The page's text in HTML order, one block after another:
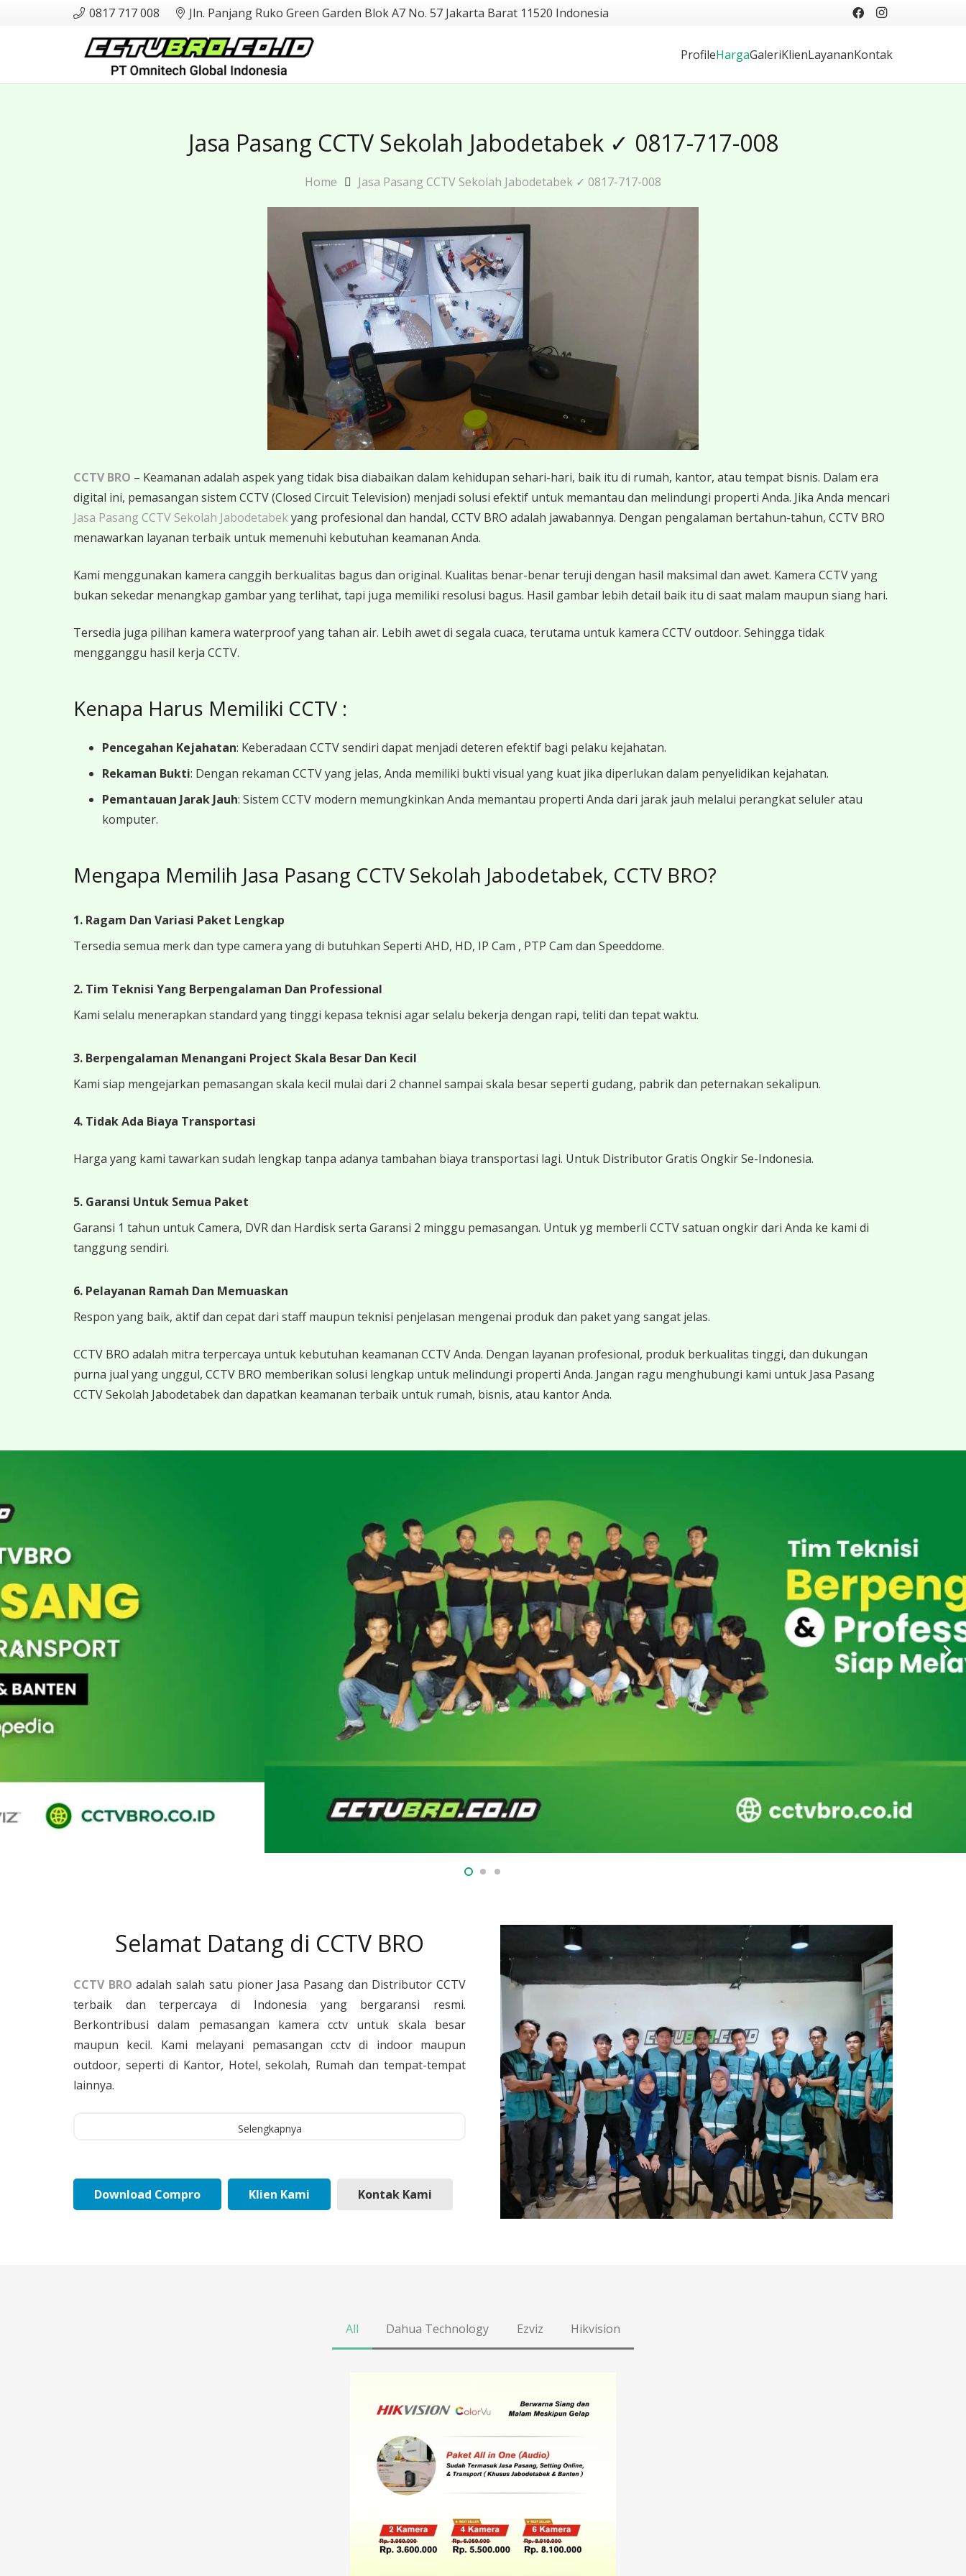
0817 717 008 Jln. Panjang Ruko Green Garden Blok A7 No. 57 Jakarta Barat 11520 Indonesia
ProfileHargaGaleriKlienLayananKontak
Jasa Pasang CCTV Sekolah Jabodetabek ✓ 0817-717-008
Home Jasa Pasang CCTV Sekolah Jabodetabek ✓ 0817-717-008
CCTV BRO – Keamanan adalah aspek yang tidak bisa diabaikan dalam kehidupan sehari-hari, baik itu di rumah, kantor, atau tempat bisnis. Dalam era
digital ini, pemasangan sistem CCTV (Closed Circuit Television) menjadi solusi efektif untuk memantau dan melindungi properti Anda. Jika Anda mencari
Jasa Pasang CCTV Sekolah Jabodetabekyang profesional dan handal, CCTV BRO adalah jawabannya. Dengan pengalaman bertahun-tahun, CCTV BRO
menawarkan layanan terbaik untuk memenuhi kebutuhan keamanan Anda.
Kami menggunakan kamera canggih berkualitas bagus dan original. Kualitas benar-benar teruji dengan hasil maksimal dan awet. Kamera CCTV yang
bukan sekedar menangkap gambar yang terlihat, tapi juga memiliki resolusi bagus. Hasil gambar lebih detail baik itu di saat malam maupun siang hari.
Tersedia juga pilihan kamera waterproof yang tahan air. Lebih awet di segala cuaca, terutama untuk kamera CCTV outdoor. Sehingga tidak
mengganggu hasil kerja CCTV.
Kenapa Harus Memiliki CCTV :
Pencegahan Kejahatan: Keberadaan CCTV sendiri dapat menjadi deteren efektif bagi pelaku kejahatan.
Rekaman Bukti: Dengan rekaman CCTV yang jelas, Anda memiliki bukti visual yang kuat jika diperlukan dalam penyelidikan kejahatan.
Pemantauan Jarak Jauh: Sistem CCTV modern memungkinkan Anda memantau properti Anda dari jarak jauh melalui perangkat seluler atau
komputer.
Mengapa Memilih Jasa Pasang CCTV Sekolah Jabodetabek, CCTV BRO?
1. Ragam Dan Variasi Paket Lengkap
Tersedia semua merk dan type camera yang di butuhkan Seperti AHD, HD, IP Cam , PTP Cam dan Speeddome.
2. Tim Teknisi Yang Berpengalaman Dan Professional
Kami selalu menerapkan standard yang tinggi kepasa teknisi agar selalu bekerja dengan rapi, teliti dan tepat waktu.
3. Berpengalaman Menangani Project Skala Besar Dan Kecil
Kami siap mengejarkan pemasangan skala kecil mulai dari 2 channel sampai skala besar seperti gudang, pabrik dan peternakan sekalipun.
4. Tidak Ada Biaya Transportasi
Harga yang kami tawarkan sudah lengkap tanpa adanya tambahan biaya transportasi lagi. Untuk Distributor Gratis Ongkir Se-Indonesia.
5. Garansi Untuk Semua Paket
Garansi 1 tahun untuk Camera, DVR dan Hardisk serta Garansi 2 minggu pemasangan. Untuk yg memberli CCTV satuan ongkir dari Anda ke kami di
tanggung sendiri.
6. Pelayanan Ramah Dan Memuaskan
Respon yang baik, aktif dan cepat dari staff maupun teknisi penjelasan mengenai produk dan paket yang sangat jelas.
CCTV BRO adalah mitra terpercaya untuk kebutuhan keamanan CCTV Anda. Dengan layanan profesional, produk berkualitas tinggi, dan dukungan
purna jual yang unggul, CCTV BRO memberikan solusi lengkap untuk melindungi properti Anda. Jangan ragu menghubungi kami untuk Jasa Pasang
CCTV Sekolah Jabodetabek dan dapatkan keamanan terbaik untuk rumah, bisnis, atau kantor Anda.
Selamat Datang di CCTV BRO
CCTV BRO adalah salah satu pioner Jasa Pasang dan Distributor CCTV
terbaik dan terpercaya di Indonesia yang bergaransi resmi.
Berkontribusi dalam pemasangan kamera cctv untuk skala besar
maupun kecil. Kami melayani pemasangan cctv di indoor maupun
outdoor, seperti di Kantor, Hotel, sekolah, Rumah dan tempat-tempat
lainnya.
Selengkapnya
Download Compro Klien Kami Kontak Kami
All Dahua Technology Ezviz Hikvision